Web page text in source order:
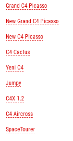
Grand C4 Picasso
New Grand C4 Picasso
New C4 Picasso
C4 Cactus
Yeni C4
Jumpy
C4X 1.2
C4 Aircross
SpaceTourer